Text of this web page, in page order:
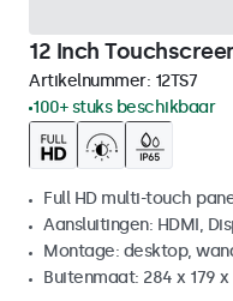
12 Inch
Artikelnummer: 12TS7
100+ stuks beschikbaar
Full HD multi-touch
Aansluitingen: HDMI,
Montage: desktop,
Buitenmaat: 284 x 179